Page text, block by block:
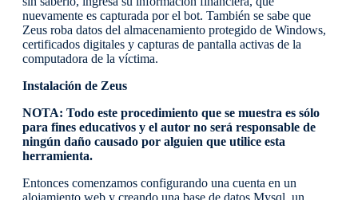
nuevamente es capturada por el bot. También se sabe que
Zeus roba datos del almacenamiento protegido de Windows,
certificados digitales y capturas de pantalla activas de la
computadora de la víctima.
Instalación de Zeus
NOTA: Todo este procedimiento que se muestra es sólo
para fines educativos y el autor no será responsable de
ningún daño causado por alguien que utilice esta
herramienta.
Entonces comenzamos configurando una cuenta en un
alojamiento web y creando una base de datos Mysql, un